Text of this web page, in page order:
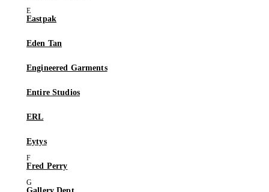
Eastpak
Eden Tan
Engineered Garments
Entire Studios
ERL
Eytys
Fred Perry